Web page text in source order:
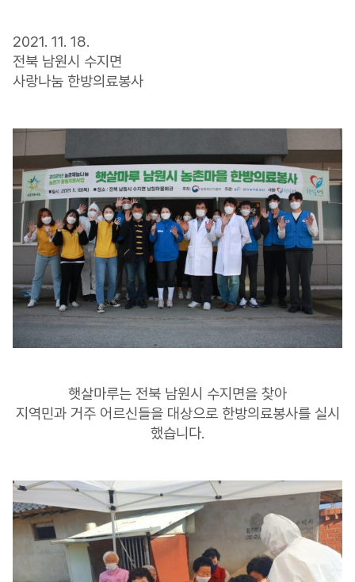
2021. 11. 18.
전북 남원시 수지면
사랑나눔 한방의료봉사
햇살마루는 전북 남원시 수지면을 찾아
지역민과 거주 어르신들을 대상으로 한방의료봉사를 실시
했습니다.